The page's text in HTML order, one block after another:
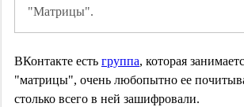
"Матрицы".
ВКонтакте есть группа, которая
"матрицы", очень любопытно ее
столько всего в ней зашифровали.